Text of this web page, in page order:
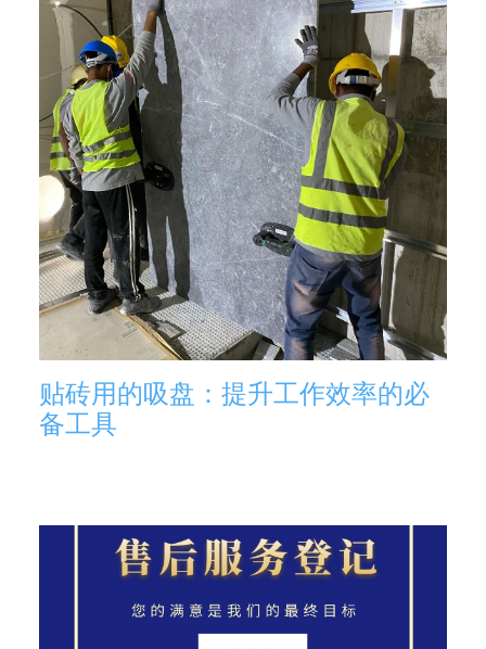
贴砖用的吸盘：提升工作效率的必
备工具